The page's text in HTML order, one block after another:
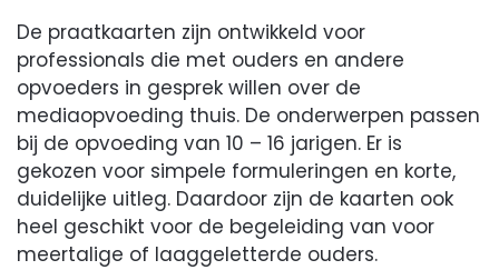
De praatkaarten zijn ontwikkeld voor
professionals die met ouders en andere
opvoeders in gesprek willen over de
mediaopvoeding thuis. De onderwerpen passen
bij de opvoeding van 10 – 16 jarigen. Er is
gekozen voor simpele formuleringen en korte,
duidelijke uitleg. Daardoor zijn de kaarten ook
heel geschikt voor de begeleiding van voor
meertalige of laaggeletterde ouders.